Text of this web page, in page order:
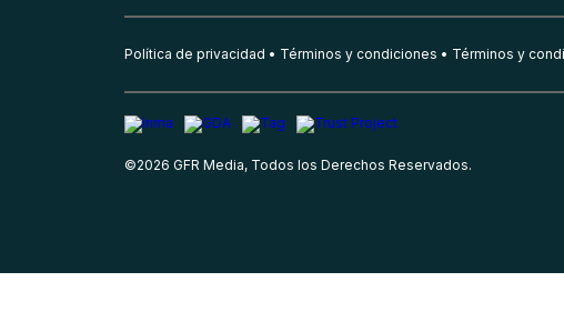
Política de privacidad Términos y condiciones Términos y
©2026 GFR Media, Todos los Derechos Reservados.